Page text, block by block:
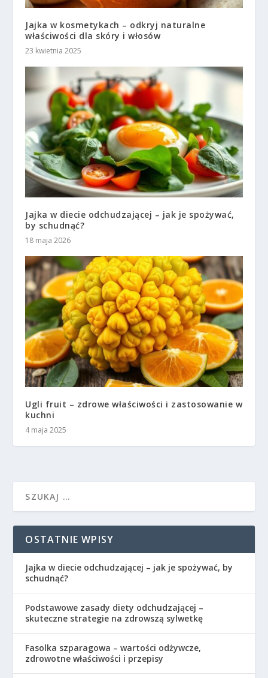
Jajka w kosmetykach – odkryj naturalne
właściwości dla skóry i włosów
23 kwietnia 2025
Jajka w diecie odchudzającej – jak je spożywać,
by schudnąć?
18 maja 2026
Ugli fruit – zdrowe właściwości i zastosowanie w
kuchni
4 maja 2025
OSTATNIE WPISY
Jajka w diecie odchudzającej – jak je spożywać, by
schudnąć?
Podstawowe zasady diety odchudzającej –
skuteczne strategie na zdrowszą sylwetkę
Fasolka szparagowa – wartości odżywcze,
zdrowotne właściwości i przepisy